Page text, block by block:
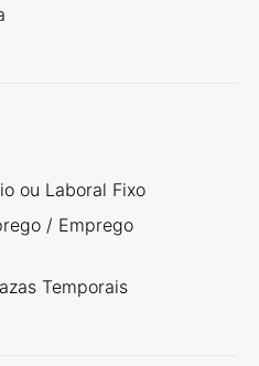
ou Laboral Fixo
/ Emprego
Temporais